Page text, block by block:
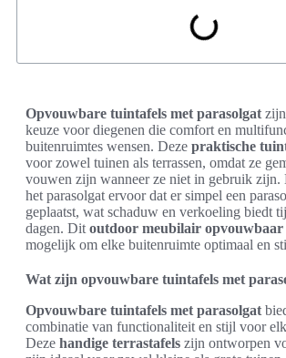
Opvouwbare tuintafels met parasolgat
keuze voor diegenen die comfort en
buitenruimtes wensen. Deze praktische
voor zowel tuinen als terrassen, omdat ze
vouwen zijn wanneer ze niet in gebruik zijn.
het parasolgat ervoor dat er simpel een
geplaatst, wat schaduw en verkoeling biedt
dagen. Dit outdoor meubilair opvouwbaar
mogelijk om elke buitenruimte optimaal en
Wat zijn opvouwbare tuintafels met
Opvouwbare tuintafels met parasolgat
combinatie van functionaliteit en stijl voor
Deze handige terrastafels zijn ontworpen